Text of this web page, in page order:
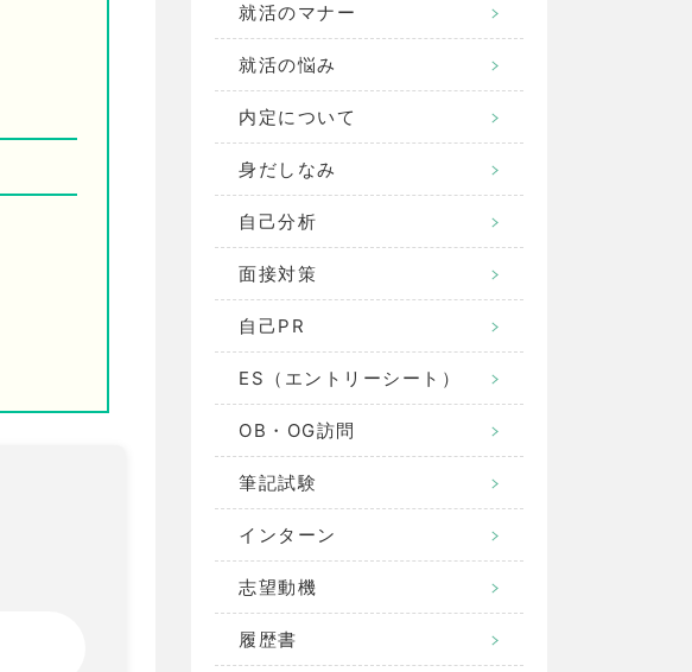
就活のマナー
就活の悩み
内定について
身だしなみ
自己分析
面接対策
自己PR
ES（エントリーシート）
OB・OG訪問
筆記試験
インターン
志望動機
履歴書